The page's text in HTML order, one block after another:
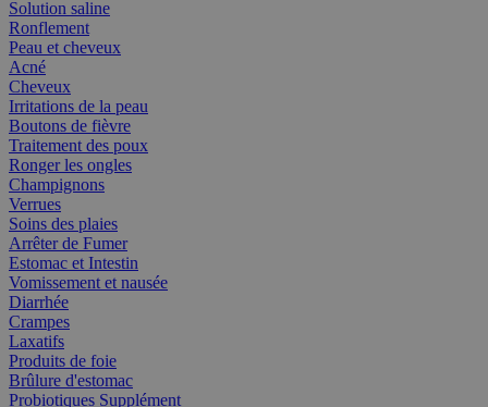
Solution saline
Ronflement
Peau et cheveux
Acné
Cheveux
Irritations de la peau
Boutons de fièvre
Traitement des poux
Ronger les ongles
Champignons
Verrues
Soins des plaies
Arrêter de Fumer
Estomac et Intestin
Vomissement et nausée
Diarrhée
Crampes
Laxatifs
Produits de foie
Brûlure d'estomac
Probiotiques Supplément